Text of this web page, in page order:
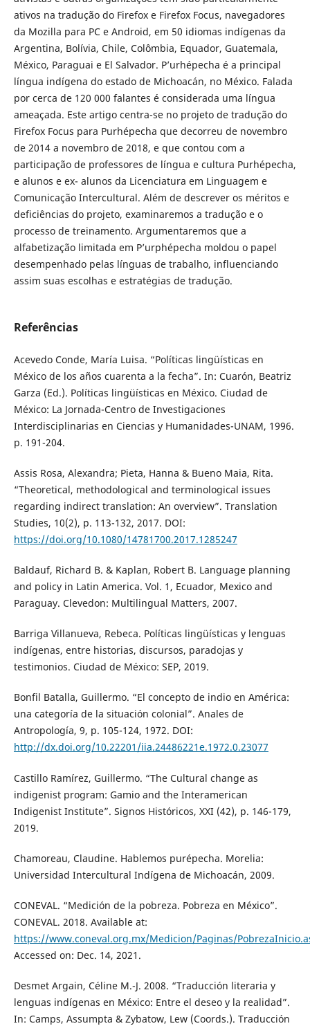
ativos na tradução do Firefox e Firefox Focus, navegadores
da Mozilla para PC e Android, em 50 idiomas indígenas da
Argentina, Bolívia, Chile, Colômbia, Equador, Guatemala,
México, Paraguai e El Salvador. P’urhépecha é a principal
língua indígena do estado de Michoacán, no México. Falada
por cerca de 120 000 falantes é considerada uma língua
ameaçada. Este artigo centra-se no projeto de tradução do
Firefox Focus para Purhépecha que decorreu de novembro
de 2014 a novembro de 2018, e que contou com a
participação de professores de língua e cultura Purhépecha,
e alunos e ex- alunos da Licenciatura em Linguagem e
Comunicação Intercultural. Além de descrever os méritos e
deficiências do projeto, examinaremos a tradução e o
processo de treinamento. Argumentaremos que a
alfabetização limitada em P’urphépecha moldou o papel
desempenhado pelas línguas de trabalho, influenciando
assim suas escolhas e estratégias de tradução.
Referências
Acevedo Conde, María Luisa. “Políticas lingüísticas en
México de los años cuarenta a la fecha”. In: Cuarón, Beatriz
Garza (Ed.). Políticas lingüísticas en México. Ciudad de
México: La Jornada-Centro de Investigaciones
Interdisciplinarias en Ciencias y Humanidades-UNAM, 1996.
p. 191-204.
Assis Rosa, Alexandra; Pieta, Hanna & Bueno Maia, Rita.
“Theoretical, methodological and terminological issues
regarding indirect translation: An overview”. Translation
Studies, 10(2), p. 113-132, 2017. DOI:
https://doi.org/10.1080/14781700.2017.1285247
Baldauf, Richard B. & Kaplan, Robert B. Language planning
and policy in Latin America. Vol. 1, Ecuador, Mexico and
Paraguay. Clevedon: Multilingual Matters, 2007.
Barriga Villanueva, Rebeca. Políticas lingüísticas y lenguas
indígenas, entre historias, discursos, paradojas y
testimonios. Ciudad de México: SEP, 2019.
Bonfil Batalla, Guillermo. “El concepto de indio en América:
una categoría de la situación colonial”. Anales de
Antropología, 9, p. 105-124, 1972. DOI:
http://dx.doi.org/10.22201/iia.24486221e.1972.0.23077
Castillo Ramírez, Guillermo. “The Cultural change as
indigenist program: Gamio and the Interamerican
Indigenist Institute”. Signos Históricos, XXI (42), p. 146-179,
2019.
Chamoreau, Claudine. Hablemos purépecha. Morelia:
Universidad Intercultural Indígena de Michoacán, 2009.
CONEVAL. “Medición de la pobreza. Pobreza en México”.
CONEVAL. 2018. Available at:
https://www.coneval.org.mx/Medicion/Paginas/
Accessed on: Dec. 14, 2021.
Desmet Argain, Céline M.-J. 2008. “Traducción literaria y
lenguas indígenas en México: Entre el deseo y la realidad”.
In: Camps, Assumpta & Zybatow, Lew (Coords.). Traducción